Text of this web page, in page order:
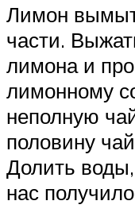
Лимон
части.
лимона и
лимонному
неполную
половину
Долить
нас